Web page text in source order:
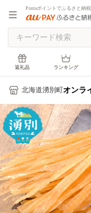
Pontaポイントでふるさと納税
返礼品 ランキング
北海道湧別町 オンラ